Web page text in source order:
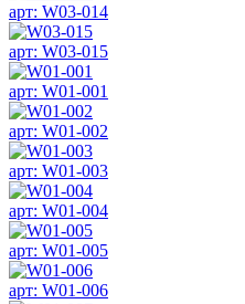
арт: W03-014
арт: W03-015
арт: W01-001
арт: W01-002
арт: W01-003
арт: W01-004
арт: W01-005
арт: W01-006